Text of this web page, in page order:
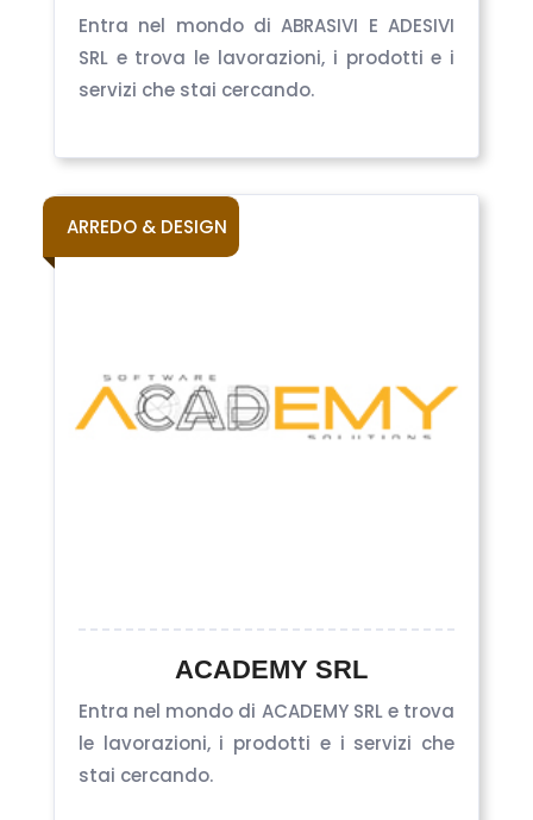
Entra nel mondo di ABRASIVI E ADESIVI
SRL e trova le lavorazioni, i prodotti e i
servizi che stai cercando.
ACADEMY SRL
Entra nel mondo di ACADEMY SRL e trova
le lavorazioni, i prodotti e i servizi che
stai cercando.
ARREDO & DESIGN